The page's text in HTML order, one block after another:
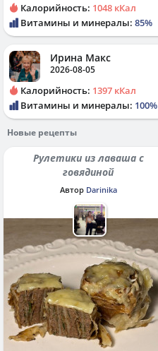
Калорийность: 1048 кКал
Витамины и минералы: 85%
Ирина Макс
2026-08-05
Калорийность: 1397 кКал
Витамины и минералы: 100%
Новые рецепты
Рулетики из лаваша с
говядиной
Автор Darinika